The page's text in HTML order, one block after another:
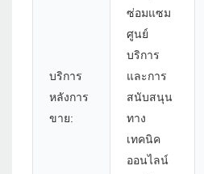
บริการ
หลังการ
ขาย:
ซ่อมแซม
ศูนย์
บริการ
และการ
สนับสนุน
ทาง
เทคนิค
ออนไลน์